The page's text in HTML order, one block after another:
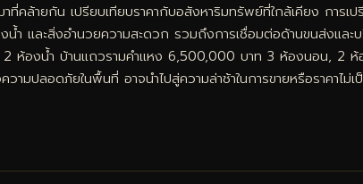
คล้ายกัน เปรียบเทียบราคากับอสังหาริมทรัพย์ที่ใกล้เคียง การเ
และสิ่งอำนวยความสะดวก รวมถึงการเชื่อมต่อด้านขนส่งแล
งน้ำ บ้านแถวรามคำแหง 6,500,000 บาท 3 ห้องนอน, 2 ห้อง
ามปลอดภัยในพื้นที่ อาจนำไปสู่ความล่าช้าในการขายหรือราคาไ